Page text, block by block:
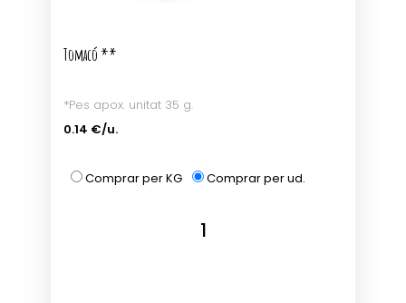
Tomacó **
*Pes apox. unitat 35 g.
0.14 €/u.
Comprar per KG Comprar per ud.